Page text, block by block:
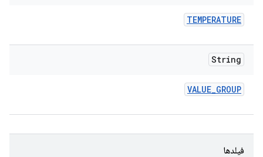
TEMPERATURE
String
VALUE_GROUP
فیلدها